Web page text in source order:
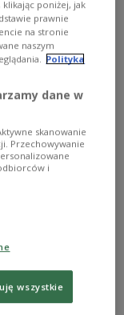
billion, from
to Romania
poniżej, jak
prawnie
na stronie
naszym
Polityka
dane w
skanowanie
Przechowywanie
i
wszystkie